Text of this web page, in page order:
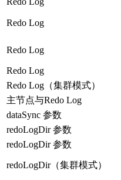
Redo Log
Redo Log
Redo Log
Redo Log（集群模式）
主节点与Redo Log
dataSync 参数
redoLogDir 参数
redoLogDir 参数
redoLogDir（集群模式）